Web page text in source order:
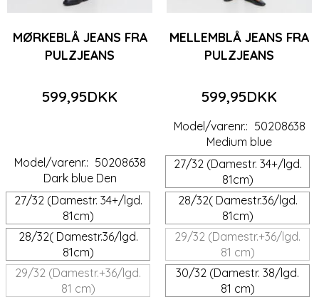
MØRKEBLÅ JEANS FRA
PULZJEANS
599,95DKK
Model/varenr.: 50208638
Dark blue Den
27/32 (Damestr. 34+/lgd.
81cm)
28/32( Damestr.36/lgd.
81cm)
29/32 (Damestr.+36/lgd.
81 cm)
MELLEMBLÅ JEANS FRA
PULZJEANS
599,95DKK
Model/varenr.: 50208638
Medium blue
27/32 (Damestr. 34+/lgd.
81cm)
28/32( Damestr.36/lgd.
81cm)
29/32 (Damestr.+36/lgd.
81 cm)
30/32 (Damestr. 38/lgd.
81 cm)